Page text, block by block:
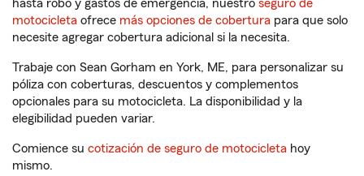
hasta robo y gastos de emergencia, nuestro seguro de
motocicleta ofrece más opciones de cobertura para que solo
necesite agregar cobertura adicional si la necesita.
Trabaje con Sean Gorham en York, ME, para personalizar su
póliza con coberturas, descuentos y complementos
opcionales para su motocicleta. La disponibilidad y la
elegibilidad pueden variar.
Comience su cotización de seguro de motocicleta hoy
mismo.